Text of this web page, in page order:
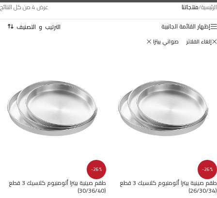
الرئيسية/منتجاتنا
عرض ⁦4⁩ من كل النتائج
إظهار القائمة الجانبية
إلغاء الفلاتر صواني بيتزا
-26%
طقم صينية بيتزا ألومنيوم كلاسيك 3 قطع
(26/30/34)
-26%
طقم صينية بيتزا ألومنيوم كلاسيك 3 قطع
(30/36/40)